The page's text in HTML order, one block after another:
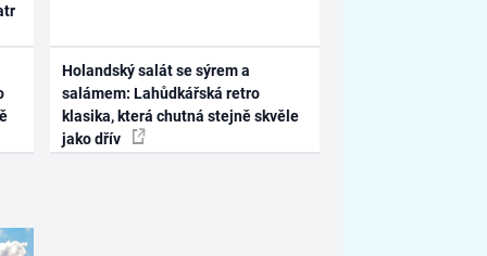
Holandský salát se sýrem a
salámem: Lahůdkářská retro
klasika, která chutná stejně skvěle
jako dřív